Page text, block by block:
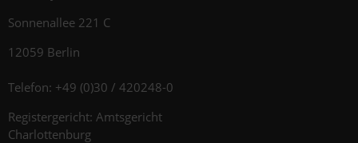
Sonnenallee 221 C
12059 Berlin
Telefon: +49 (0)30 / 420248-0
Registergericht: Amtsgericht
Charlottenburg